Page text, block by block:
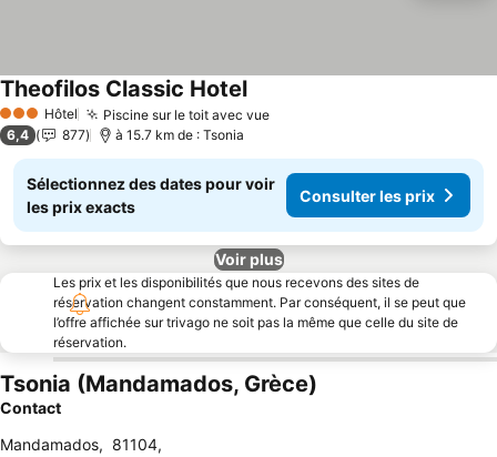
3 ÉtoilesHôtel Piscine sur le toit avec vue
Theofilos Classic Hotel
6,4 877 à 15.7 km de : Tsonia
Sélectionnez des dates pour voir
les prix exacts
Consulter les prix
Voir plus
Les prix et les disponibilités que nous recevons des sites de
réservation changent constamment. Par conséquent, il se peut que
l’offre affichée sur trivago ne soit pas la même que celle du site de
réservation.
Tsonia (Mandamados, Grèce)
Contact
Mandamados, 81104,